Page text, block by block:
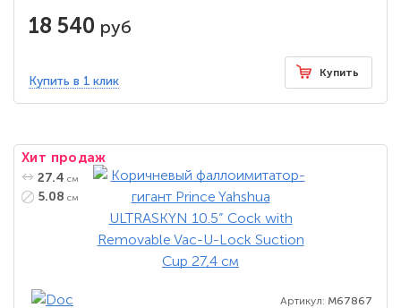
18 540 руб
Купить в 1 клик
Купить
Хит продаж
27.4 см
5.08 см
Артикул: M67867